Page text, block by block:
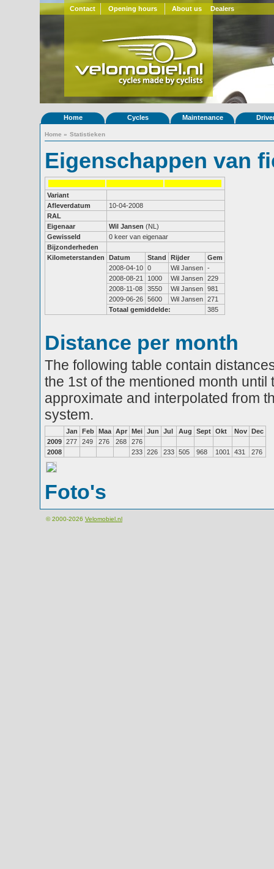
Contact Opening hours About us Dealers
Home Cycles Maintenance
Home » Statistieken
Eigenschappen van
Variant
Afleverdatum
10-04-2008
RAL
Eigenaar
Wil Jansen (NL)
Gewisseld
0 keer van eigenaar
Bijzonderheden
Kilometerstanden
Datum Stand Rijder
Gem
2008-04-10 0 Wil Jansen -
2008-08-21
1000 Wil Jansen 229
2008-11-08
3550 Wil Jansen 981
2009-06-26 5600 Wil Jansen 271
Totaal gemiddelde:
385
Distance per month
The following table contain
the 1st of the mentioned month
approximate and interpolated from
system.
Jan Feb Maa Apr Mei Jun Jul Aug Sept Okt Nov Dec
2009 277 249 276 268
276
2008
233 226 233 505 968 1001 431 276
Foto's
© 2000-2026 Velomobiel.nl